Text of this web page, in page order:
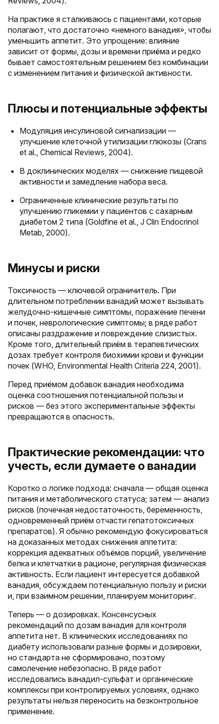
На практике я сталкиваюсь с пациентами, которые
полагают, что достаточно «немного ванадия», чтобы
уменьшить аппетит. Это упрощение: влияние
зависит от формы, дозы и времени приёма и редко
бывает самостоятельным решением без комбинации
с изменением питания и физической активности.
Плюсы и потенциальные эффекты
Модуляция инсулиновой сигнализации —
улучшение клеточной утилизации глюкозы (Crans
et al., Chemical Reviews, 2004).
В доклинических моделях — снижение пищевой
активности и замедление набора веса.
Ограниченные клинические результаты по
улучшению гликемии у пациентов с сахарным
диабетом 2 типа (Goldfine et al., J Clin Endocrinol
Metab, 2000).
Минусы и риски
Токсичность — ключевой ограничитель. При
длительном потреблении ванадий может вызывать
желудочно-кишечные симптомы, поражение печени
и почек, неврологические симптомы; в ряде работ
описаны раздражение и повреждение слизистых.
Кроме того, длительный приём в терапевтических
дозах требует контроля биохимии крови и функции
почек (WHO, Environmental Health Criteria 224, 2001).
Перед приёмом добавок ванадия необходима
оценка соотношения потенциальной пользы и
рисков — без этого экспериментальные эффекты
превращаются в опасность.
Практические рекомендации: что
учесть, если думаете о ванадии
Коротко о логике подхода: сначала — общая оценка
питания и метаболического статуса; затем — анализ
рисков (почечная недостаточность, беременность,
одновременный приём отчасти гепатотоксичных
препаратов). Я обычно рекомендую фокусироваться
на доказанных методах снижения аппетита:
коррекция адекватных объёмов порций, увеличение
белка и клетчатки в рационе, регулярная физическая
активность. Если пациент интересуется добавкой
ванадия, обсуждаем потенциальную пользу и риски
и, при взаимном решении, планируем мониторинг.
Теперь — о дозировках. Консенсусных
рекомендаций по дозам ванадия для контроля
аппетита нет. В клинических исследованиях по
диабету использовали разные формы и дозировки,
но стандарта не сформировано, поэтому
самолечение небезопасно. В ряде работ
исследовались ванадил-сульфат и органические
комплексы при контролируемых условиях, однако
результаты нельзя переносить на безконтрольное
применение.